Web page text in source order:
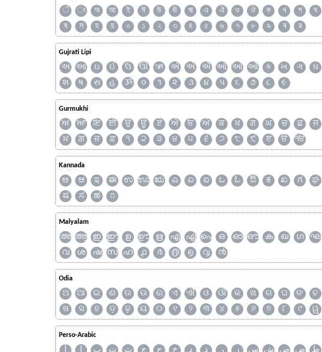
ঁ ং অ আ ই ঈ উ ঊ ঋ এ ঐ ও ঔ ক খ গ ঘ
ষ
স হ য় ০ ১ ২ ৩ ৪ ৫ ৬ ৭ ৮ ৯ ৰ ৱ
Gujrati Lipi
અ આ ઇ ઈ ઉ ઊ ઋ ઍ એ ઐ ઑ ઓ ઔ ક ખ ગ ઘ
શ
ષ સ હ ૐ ૦ ૧ ૨ ૩ ૪ ૫ ૬ ૭ ૮ ૯
Gurmukhi
ਅ ਆ ਇ ਈ ਉ ਊ ਏ ਐ ਓ ਔ ਕ ਖ ਗ ਘ ਚ ਛ ਜ
ਖ਼
ਗ਼ ਜ਼ ਫ਼ ੧ ੨ ੩ ੪ ੫ ੬ ੭ ੮ ੯ ੲ ੳ ੴ
Kannada
ಅ ಆ ಇ ಈ ಉ ಊ ಋ ಎ ಏ ಐ ಒ ಓ ಔ ಕ ಖ ಗ ಘ
ಷ
ಸ ಹ ೧
Malyalam
അ ആ ഇ ഈ ഉ ഊ ഋ എ ഏ ഐ ഒ ഓ ഔ ക ഖ ഗ ഘ
വ
ശ ഷ സ ഹ ൧ ൪ ൫ ൭ ൮ ൯
Odia
ଅ ଆ ଇ ଈ ଉ ଊ ଋ ଏ ଐ ଓ ଔ କ ଖ ଗ ଘ ଙ ଚ
ଷ
ସ ହ ଡ଼ ଢ଼ ୟ ୦ ୧ ୨ ୩ ୪ ୫ ୬ ୭ ୮ ୯ ୱ
Perso-Arabic
آ ا ب ت ث ج ح خ د ذ ر ز س ش ص ض ط